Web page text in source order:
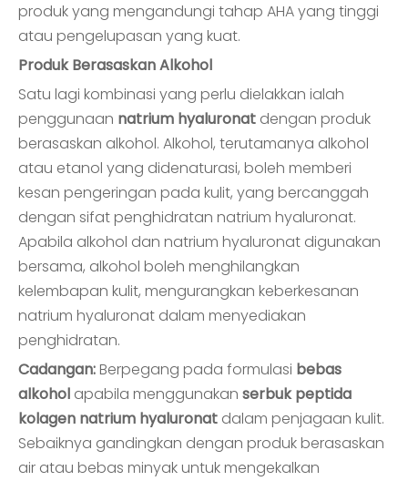
produk yang mengandungi tahap AHA yang tinggi
atau pengelupasan yang kuat.
Produk Berasaskan Alkohol
Satu lagi kombinasi yang perlu dielakkan ialah
penggunaan natrium hyaluronat dengan produk
berasaskan alkohol. Alkohol, terutamanya alkohol
atau etanol yang didenaturasi, boleh memberi
kesan pengeringan pada kulit, yang bercanggah
dengan sifat penghidratan natrium hyaluronat.
Apabila alkohol dan natrium hyaluronat digunakan
bersama, alkohol boleh menghilangkan
kelembapan kulit, mengurangkan keberkesanan
natrium hyaluronat dalam menyediakan
penghidratan.
Cadangan:Berpegang pada formulasi bebas
alkohol apabila menggunakan serbuk peptida
kolagen natrium hyaluronat dalam penjagaan kulit.
Sebaiknya gandingkan dengan produk berasaskan
air atau bebas minyak untuk mengekalkan